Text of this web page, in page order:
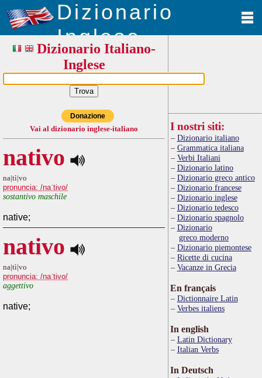
Dizionario
Inglese
Dizionario Italiano-
Inglese
Donazione
Vai al dizionario inglese-italiano
nativo
na|tì|vo
pronuncia: /naˈtivo/
sostantivo maschile
native;
nativo
na|tì|vo
pronuncia: /naˈtivo/
aggettivo
native;
I nostri siti:
Dizionario italiano
Grammatica italiana
Verbi Italiani
Dizionario latino
Dizionario greco antico
Dizionario francese
Dizionario inglese
Dizionario tedesco
Dizionario spagnolo
Dizionario
greco moderno
Dizionario piemontese
Ricette di cucina
Vacanze in Grecia
En français
Dictionnaire Latin
Verbes italiens
In english
Latin Dictionary
Italian Verbs
In Deutsch